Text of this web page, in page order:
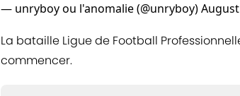
— unryboy ou l'anomalie (@unryboy)
La bataille Ligue de Football
commencer.